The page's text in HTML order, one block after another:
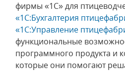
фирмы «1С» для
«1С:Бухгалтерия
«1С:Управление
функциональные
программного продукта и
которые они помогают